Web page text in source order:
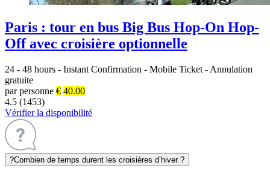
Paris : tour en bus Big Bus Hop-On Hop-
Off avec croisière optionnelle
24 - 48 hours - Instant Confirmation - Mobile Ticket - Annulation
gratuite
par personne € 40.00
4.5 (1453)
Vérifier la disponibilité
?Combien de temps durent les croisières d’hiver ?